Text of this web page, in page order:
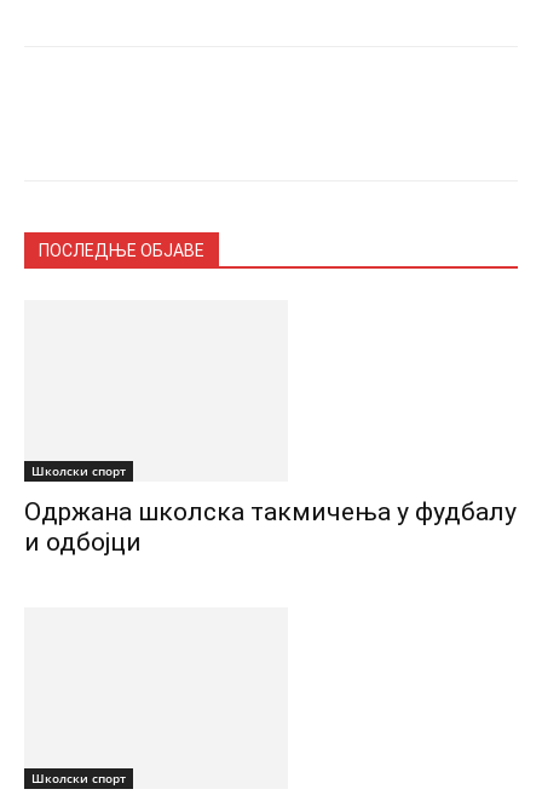
ПОСЛЕДЊЕ ОБЈАВЕ
Школски спорт
Одржана школска такмичења у фудбалу
и одбојци
Школски спорт